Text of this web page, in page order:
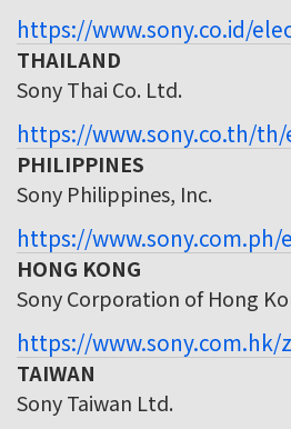
https://www.sony.co.id/
THAILAND
Sony Thai Co. Ltd.
https://www.sony.co.th/
PHILIPPINES
Sony Philippines, Inc.
https://
HONG KONG
Sony Corporation of Hong
https://
TAIWAN
Sony Taiwan Ltd.